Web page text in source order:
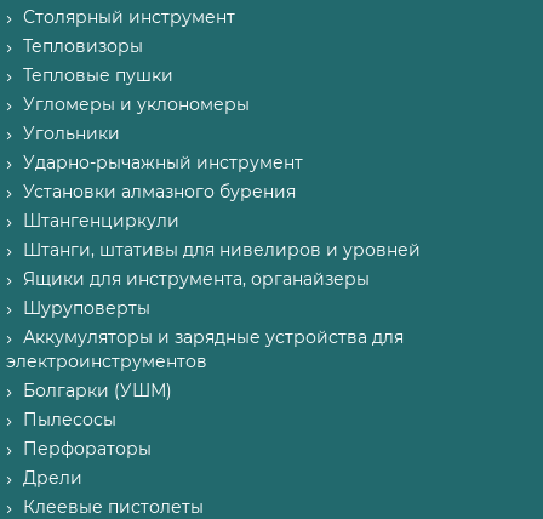
Столярный инструмент
Тепловизоры
Тепловые пушки
Угломеры и уклономеры
Угольники
Ударно-рычажный инструмент
Установки алмазного бурения
Штангенциркули
Штанги, штативы для нивелиров и уровней
Ящики для инструмента, органайзеры
Шуруповерты
Аккумуляторы и зарядные устройства для
электроинструментов
Болгарки (УШМ)
Пылесосы
Перфораторы
Дрели
Клеевые пистолеты